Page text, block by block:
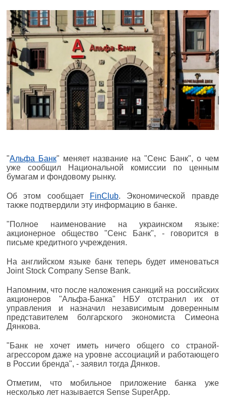
"Альфа Банк" меняет название на "Сенс Банк", о чем
уже сообщил Национальной комиссии по ценным
бумагам и фондовому рынку.
Об этом сообщает FinClub. Экономической правде
также подтвердили эту информацию в банке.
"Полное наименование на украинском языке:
акционерное общество "Сенс Банк", - говорится в
письме кредитного учреждения.
На английском языке банк теперь будет именоваться
Joint Stock Company Sense Bank.
Напомним, что после наложения санкций на российских
акционеров "Альфа-Банка" НБУ отстранил их от
управления и назначил независимым доверенным
представителем болгарского экономиста Симеона
Дянкова.
"Банк не хочет иметь ничего общего со страной-
агрессором даже на уровне ассоциаций и работающего
в России бренда", - заявил тогда Дянков.
Отметим, что мобильное приложение банка уже
несколько лет называется Sense SuperApp.